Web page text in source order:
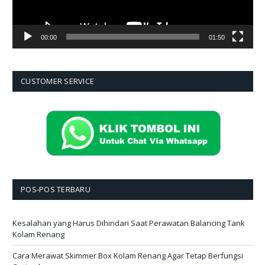
00:00 01:50
CUSTOMER SERVICE
POS-POS TERBARU
Kesalahan yang Harus Dihindari Saat Perawatan Balancing Tank
Kolam Renang
Cara Merawat Skimmer Box Kolam Renang Agar Tetap Berfungsi